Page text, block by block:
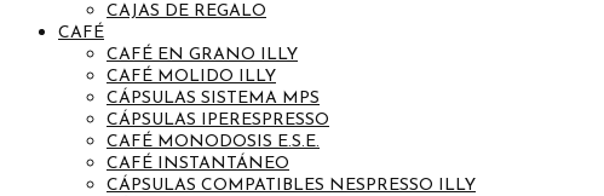
CAJAS DE REGALO
CAFÉ
CAFÉ EN GRANO ILLY
CAFÉ MOLIDO ILLY
CÁPSULAS SISTEMA MPS
CÁPSULAS IPERESPRESSO
CAFÉ MONODOSIS E.S.E.
CAFÉ INSTANTÁNEO
CÁPSULAS COMPATIBLES NESPRESSO ILLY